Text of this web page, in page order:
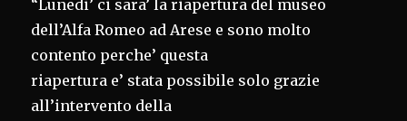
“Lunedi’ ci sara’ la riapertura del museo
dell’Alfa Romeo ad Arese e sono molto
contento perche’ questa
riapertura e’ stata possibile solo grazie
all’intervento della